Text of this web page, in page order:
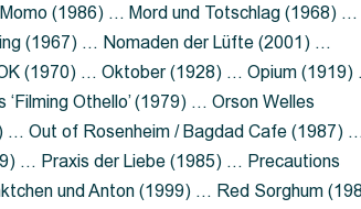
(1986) … Mord und Totschlag (1968) …
(1967) … Nomaden der Lüfte (2001) …
(1970) … Oktober (1928) … Opium (1919)
Othello’ (1979) … Orson Welles
… Out of Rosenheim / Bagdad Cafe (1987) …
… Praxis der Liebe (1985) … Precautions
und Anton (1999) … Red Sorghum